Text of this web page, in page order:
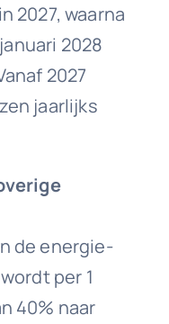
2027, waarna
2028
2027
jaarlijks
de energie-
per 1
40% naar